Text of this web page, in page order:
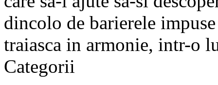
dincolo de barierele
traiasca in armonie, intr-o
Categorii